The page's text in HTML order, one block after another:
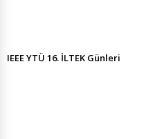
IEEE YTÜ 16. İLTEK Günleri